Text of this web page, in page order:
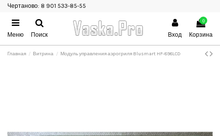
Чертаново: 8 901 533-85-55
Меню Поиск Вход
0
Корзина
Главная Витрина Модуль управления аэрогриля Blusmart HF-898LCD